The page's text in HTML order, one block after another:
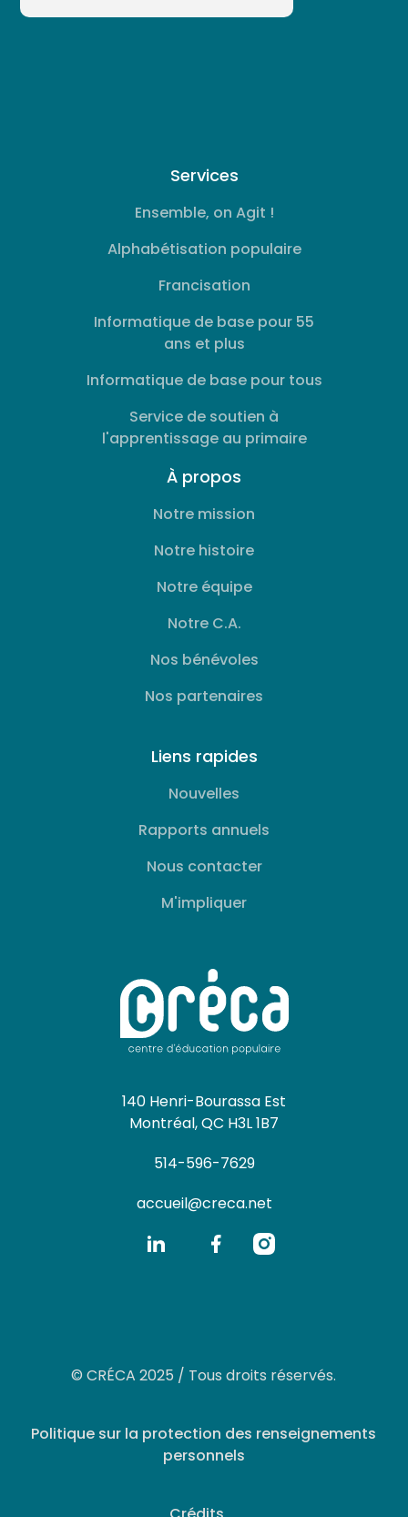
140 Henri-Bourassa Est
Montréal, QC H3L 1B7
514-596-7629
accueil@creca.net
Services
Ensemble, on Agit !
Alphabétisation populaire
Francisation
Informatique de base pour 55
ans et plus
Informatique de base pour tous
Service de soutien à
l'apprentissage au primaire
À propos
Notre mission
Notre histoire
Notre équipe
Notre C.A.
Nos bénévoles
Nos partenaires
Liens rapides
Nouvelles
Rapports annuels
Nous contacter
M'impliquer
© CRÉCA 2025 / Tous droits réservés.
Politique sur la protection des renseignements
personnels